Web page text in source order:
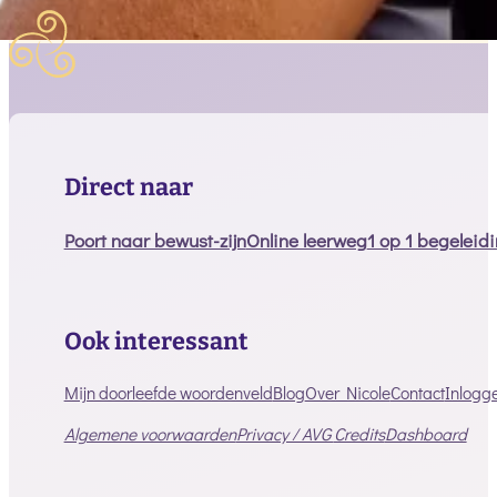
Direct naar
Poort naar bewust-zijnOnline leerweg1 op 1
Ook interessant
Mijn doorleefde woordenveldBlogOver NicoleContact
Algemene voorwaardenPrivacy / AVGCreditsDashboard